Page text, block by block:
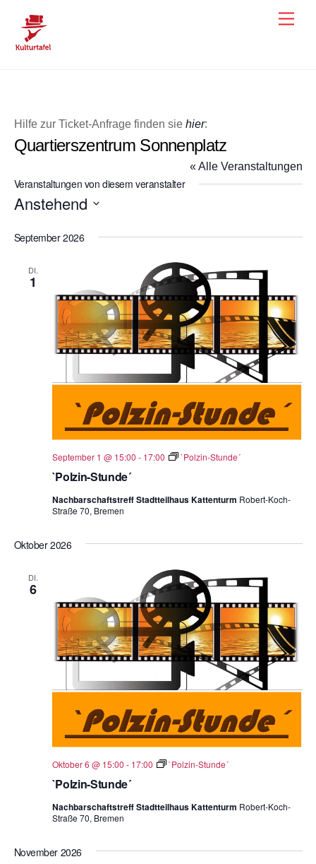
content
Hilfe zur Ticket-Anfrage finden sie hier:
Quartierszentrum Sonnenplatz
« Alle Veranstaltungen
Veranstaltungen von diesem veranstalter
Anstehend
a
September 2026
DI.
1
`Polzin-Stunde´
September 1 @ 15:00 - 17:00 `Polzin-Stunde´
Nachbarschaftstreff Stadtteilhaus Kattenturm Robert-Koch-
Straße 70, Bremen
Oktober 2026
DI.
6
`Polzin-Stunde´
Oktober 6 @ 15:00 - 17:00 `Polzin-Stunde´
Nachbarschaftstreff Stadtteilhaus Kattenturm Robert-Koch-
Straße 70, Bremen
November 2026